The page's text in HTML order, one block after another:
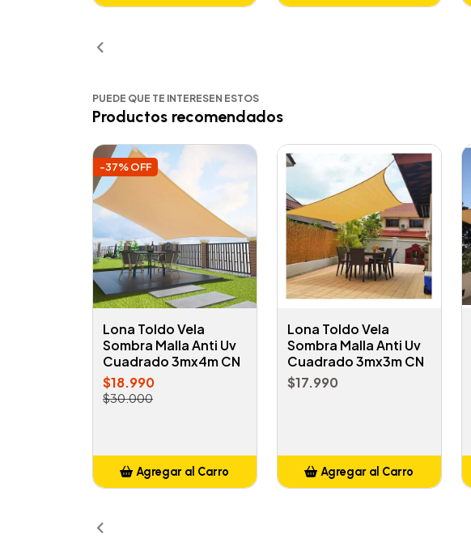
PUEDE QUE TE INTERESEN ESTOS
Productos recomendados
-37% OFF
Lona Toldo Vela
Sombra Malla Anti Uv
Cuadrado 3mx4m CN
$18.990
$30.000
Agregar al Carro
Lona Toldo Vela
Sombra Malla Anti Uv
Cuadrado 3mx3m CN
$17.990
Agregar al Carro